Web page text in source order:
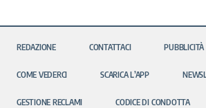
REDAZIONE CONTATTACI PUBBLICITÀ
COME VEDERCI SCARICA L’APP
GESTIONE RECLAMI CODICE DI CONDOTTA